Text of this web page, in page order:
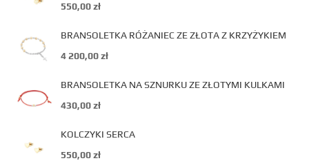
550,00zł
BRANSOLETKA RÓŻANIEC ZE ZŁOTA Z KRZYŻYKIEM
4 200,00zł
BRANSOLETKA NA SZNURKU ZE ZŁOTYMI KULKAMI
430,00zł
KOLCZYKI SERCA
550,00zł